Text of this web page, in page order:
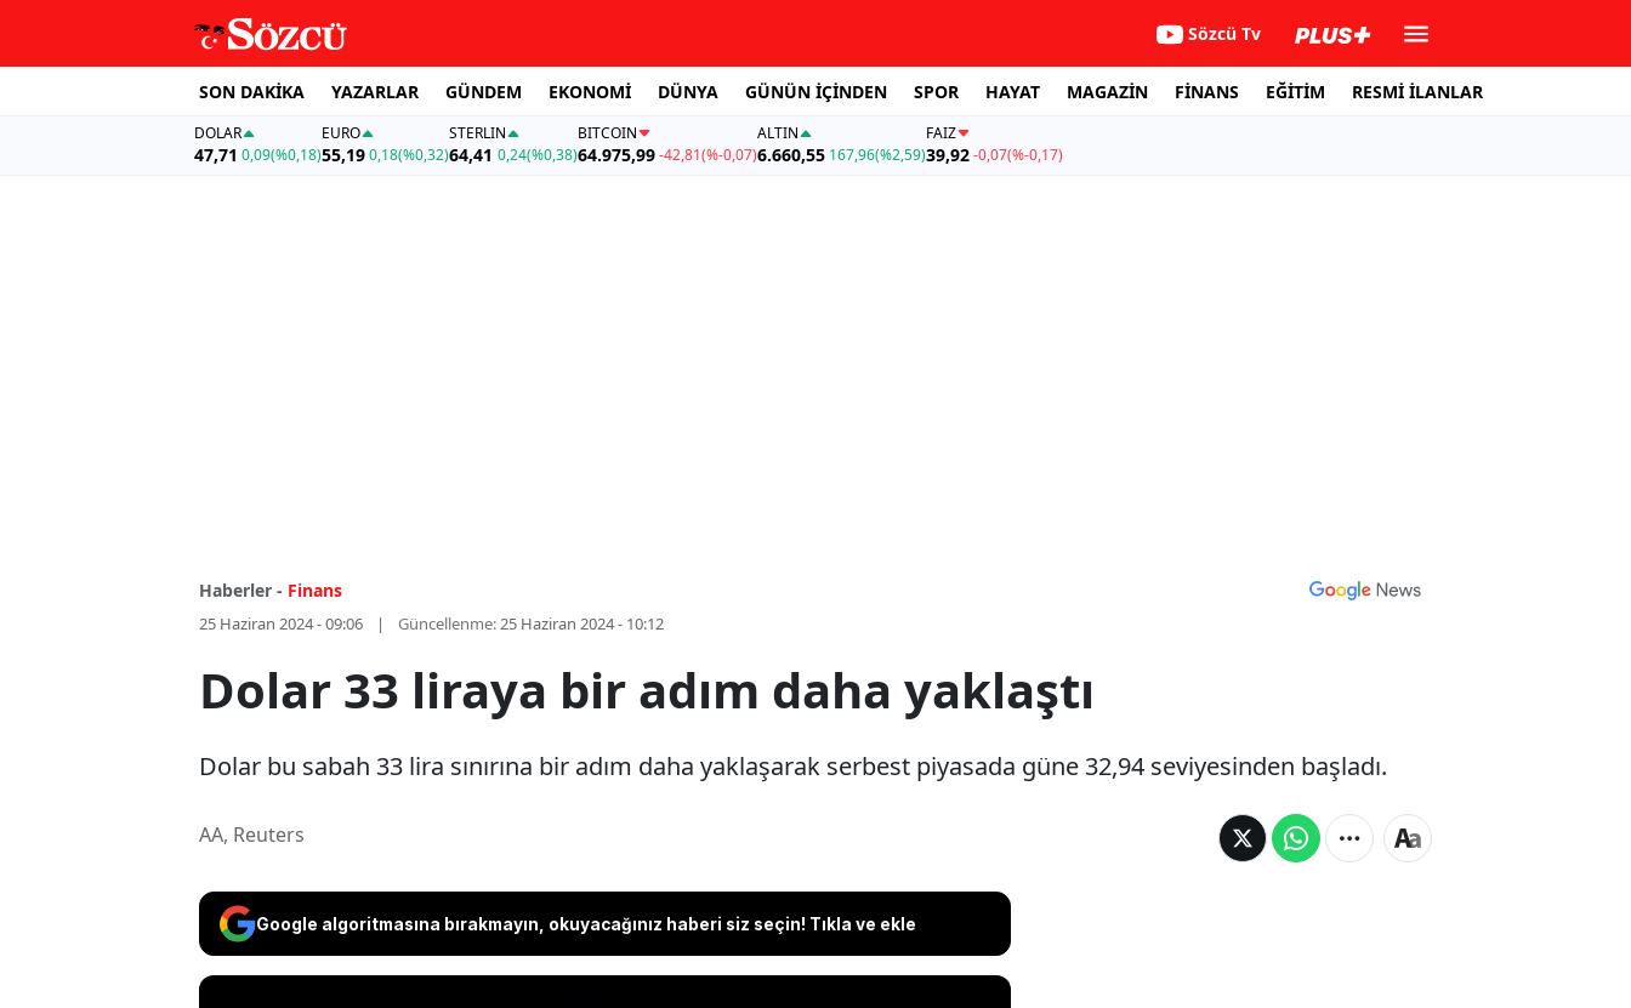
Sözcü Tv
SON DAKİKA YAZARLAR GÜNDEM EKONOMİ DÜNYA GÜNÜN İÇİNDEN SPOR HAYAT MAGAZİN FİNANS EĞİTİM RESMİ İLANLAR
DOLAR
47,71 0,09(%0,18)
EURO
55,19 0,18(%0,32)
STERLIN
64,41 0,24(%0,38)
BITCOIN
64.975,99-42,81(%-0,07)
ALTIN
6.660,55 167,96(%2,59)
FAİZ
39,92-0,07(%-0,17)
Haberler - Finans
25 Haziran 2024 - 09:06 Güncellenme:25 Haziran 2024 - 10:12
Dolar 33 liraya bir adım daha yaklaştı
Dolar bu sabah 33 lira sınırına bir adım daha yaklaşarak serbest piyasada güne 32,94 seviyesinden başladı.
AA, Reuters
Google algoritmasına bırakmayın, okuyacağınız haberi siz seçin! Tıkla ve ekle